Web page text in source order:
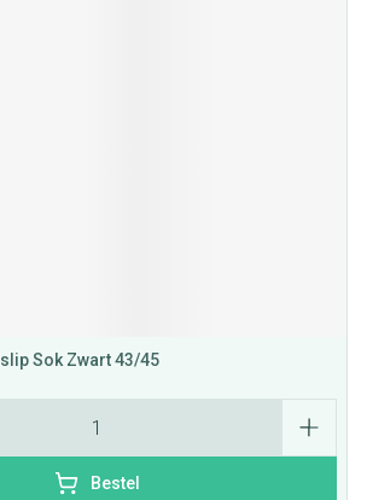
Sok Zwart 43/45
Bestel